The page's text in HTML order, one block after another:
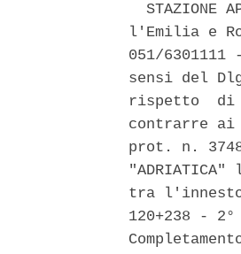
STAZIONE
l'Emilia e
051/6301111
sensi del
rispetto  di
contrarre ai
prot. n.
tra l'innesto
120+238 -